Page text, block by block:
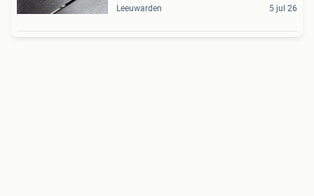
Leeuwarden 5 jul 26